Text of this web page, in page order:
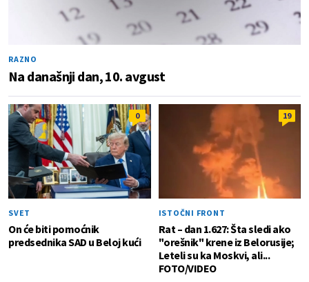
RAZNO
Na današnji dan, 10. avgust
0
SVET
On će biti pomoćnik
predsednika SAD u Beloj kući
19
ISTOČNI FRONT
Rat – dan 1.627: Šta sledi ako
"orešnik" krene iz Belorusije;
Leteli su ka Moskvi, ali...
FOTO/VIDEO